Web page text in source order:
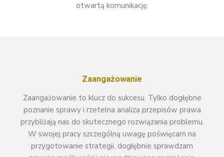
otwartą komunikację.
Zaangażowanie
Zaangażowanie to klucz do sukcesu. Tylko dogłębne
poznanie sprawy i rzetelna analiza przepisów prawa
przybliżają nas do skutecznego rozwiązania problemu.
W swojej pracy szczególną uwagę poświęcam na
przygotowanie strategii, dogłębnie sprawdzam